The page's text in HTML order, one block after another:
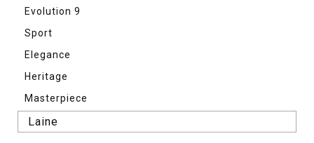
Evolution 9
Sport
Elegance
Heritage
Masterpiece
Laine